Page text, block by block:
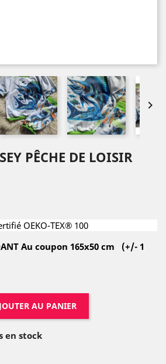

PÊCHE DE LOISIR
OEKO-TEX® 100
Au coupon 165x50 cm (+/- 1
AU PANIER
en stock